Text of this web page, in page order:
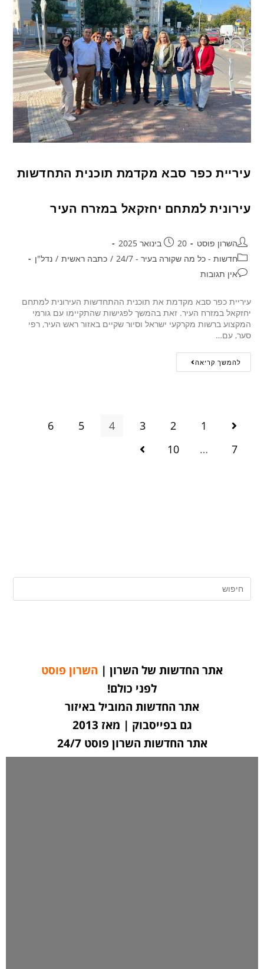
עיריית כפר סבא מקדמת תוכנית התחדשות
עירונית למתחם יחזקאל במזרח העיר
השרון פוסט
20 בינואר 2025
חדשות - כל מה שקורה בעיר - 24/7
/ כתבה ראשית / נדל"ן
אין תגובות
עיריית כפר סבא מקדמת את תוכנית ההתחדשות העירונית למתחם
יחזקאל במזרח העיר. זאת בהמשך לפגישות שהתקיימו עם גורמי
המקצוע ברשות מקרקעי ישראל וסיור שקיים באזור ראש העיר, רפי
סער, עם…
להמשך קריאה
1
2
3
4
5
6
7
…
10
אתר החדשות של השרון | השרון פוסט
לפני כולם!
אתר החדשות המוביל באיזור
גם בפייסבוק | מאז 2013
אתר החדשות השרון פוסט 24/7
לחצו כאן ליצירת קשר